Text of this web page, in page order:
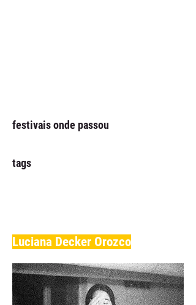
festivais onde passou
tags
Luciana Decker Orozco